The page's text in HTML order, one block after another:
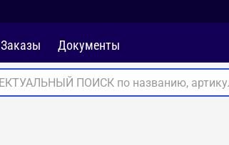
Заказы Документы